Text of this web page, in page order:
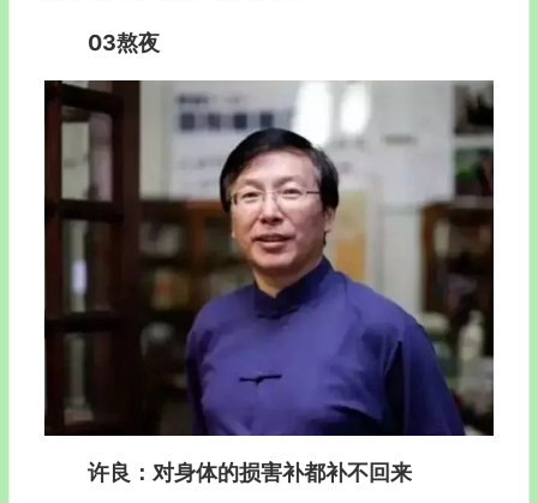
03熬夜
许良：对身体的损害补都补不回来